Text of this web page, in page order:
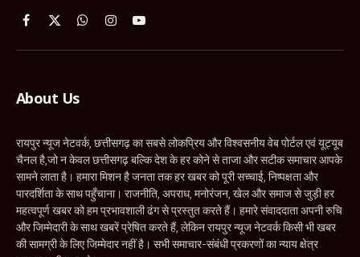
Facebook
X
WhatsApp
InstagramYouTube
About Us
रायपुर न्यूज नेटवर्क, छत्तीसगढ़ का सबसे लोकप्रिय और विश्वसनीय वेब पोर्टल एवं यूट्यूब
चैनल है,जो न केवल छत्तीसगढ़ बल्कि देश के हर कोने से ताजा और सटीक समाचार आपके
सामने लाता है। हमारा मिशन है जनता तक हर खबर को पूरी सच्चाई, निष्पक्षता और
पारदर्शिता के साथ पहुँचाना। राजनीति, अपराध, मनोरंजन, खेल और समाज से जुड़ी हर
महत्वपूर्ण खबर को हम प्रभावशाली ढंग से प्रस्तुत करते हैं। हमारे संवाददाता अपनी रुचि
और जिम्मेदारी के साथ खबरें प्रेषित करते हैं, लेकिन रायपुर न्यूज नेटवर्क किसी भी खबर
की सामग्री के लिए जिम्मेदार नहीं है। सभी समाचार-संबंधी प्रकरणों का न्याय क्षेत्र